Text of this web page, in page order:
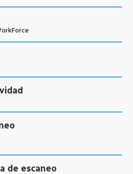
de escaneo